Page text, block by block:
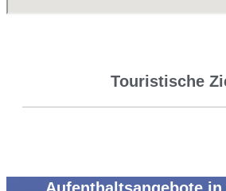
Touristische